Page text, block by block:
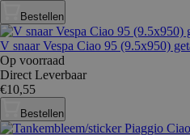
Bestellen
V snaar Vespa Ciao 95 (9.5x950)
Op voorraad
Direct Leverbaar
€10,55
Bestellen